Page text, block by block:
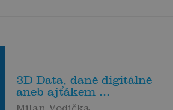
3D Data, daně digitálně
aneb ajťákem ...
Milan Vodička